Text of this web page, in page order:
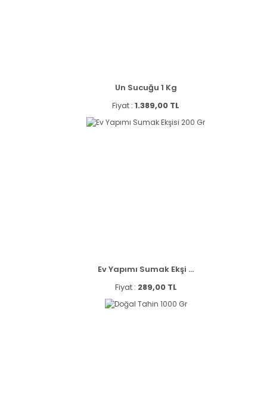
Un Sucuğu 1 Kg
Fiyat : 1.389,00 TL
Ev Yapımı Sumak Ekşi ...
Fiyat : 289,00 TL